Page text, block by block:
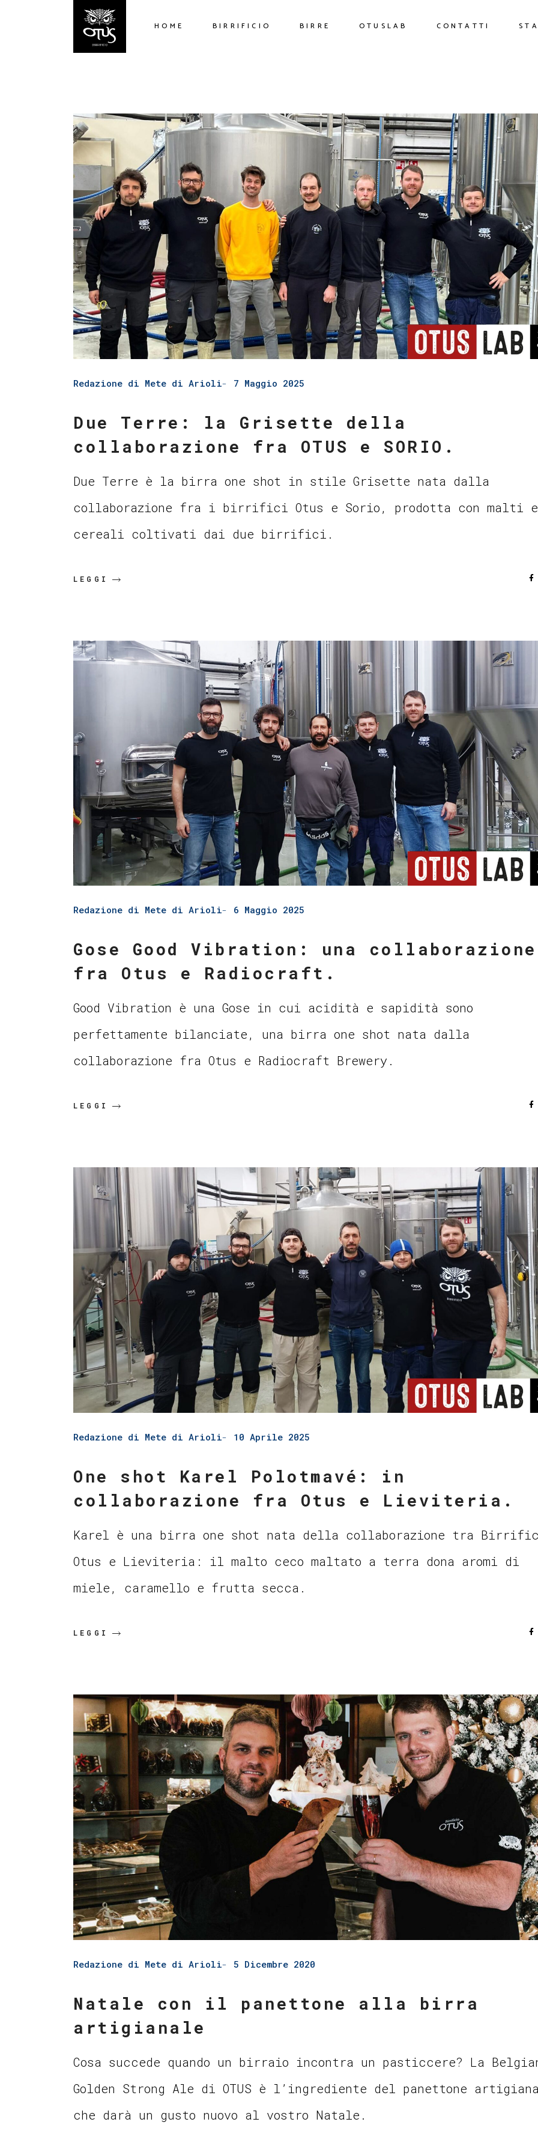
HOME BIRRIFICIO BIRRE OTUSLAB CONTATTI
Redazione di Mete di Arioli 7 Maggio 2025
Due Terre: la Grisette della
collaborazione fra OTUS e SORIO.
Due Terre è la birra one shot in stile Grisette nata dalla
collaborazione fra i birrifici Otus e Sorio, prodotta con malti e
cereali coltivati dai due birrifici.
LEGGI
Redazione di Mete di Arioli 6 Maggio 2025
Gose Good Vibration: una collaborazione
fra Otus e Radiocraft.
Good Vibration è una Gose in cui acidità e sapidità sono
perfettamente bilanciate, una birra one shot nata dalla
collaborazione fra Otus e Radiocraft Brewery.
LEGGI
Redazione di Mete di Arioli 10 Aprile 2025
One shot Karel Polotmavé: in
collaborazione fra Otus e Lieviteria.
Karel è una birra one shot nata della collaborazione tra
Otus e Lieviteria: il malto ceco maltato a terra dona aromi di
miele, caramello e frutta secca.
LEGGI
Redazione di Mete di Arioli 5 Dicembre 2020
Natale con il panettone alla birra
artigianale
Cosa succede quando un birraio incontra un pasticcere? La
Golden Strong Ale di OTUS è l’ingrediente del panettone
che darà un gusto nuovo al vostro Natale.